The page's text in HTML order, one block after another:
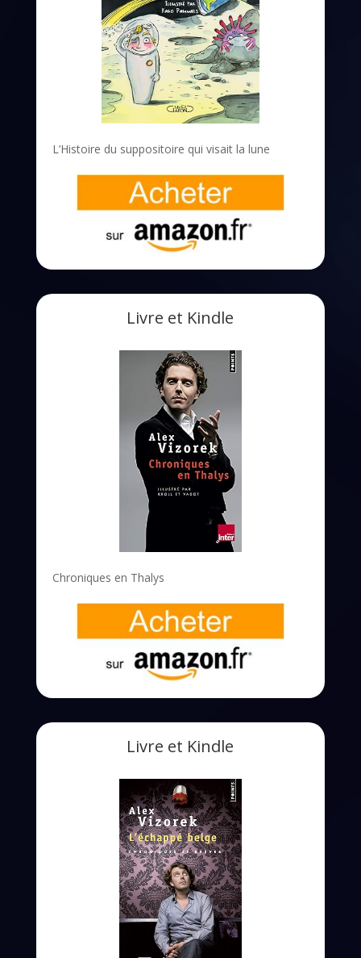
L’Histoire du suppositoire qui visait la lune
Livre et Kindle
Chroniques en Thalys
Livre et Kindle